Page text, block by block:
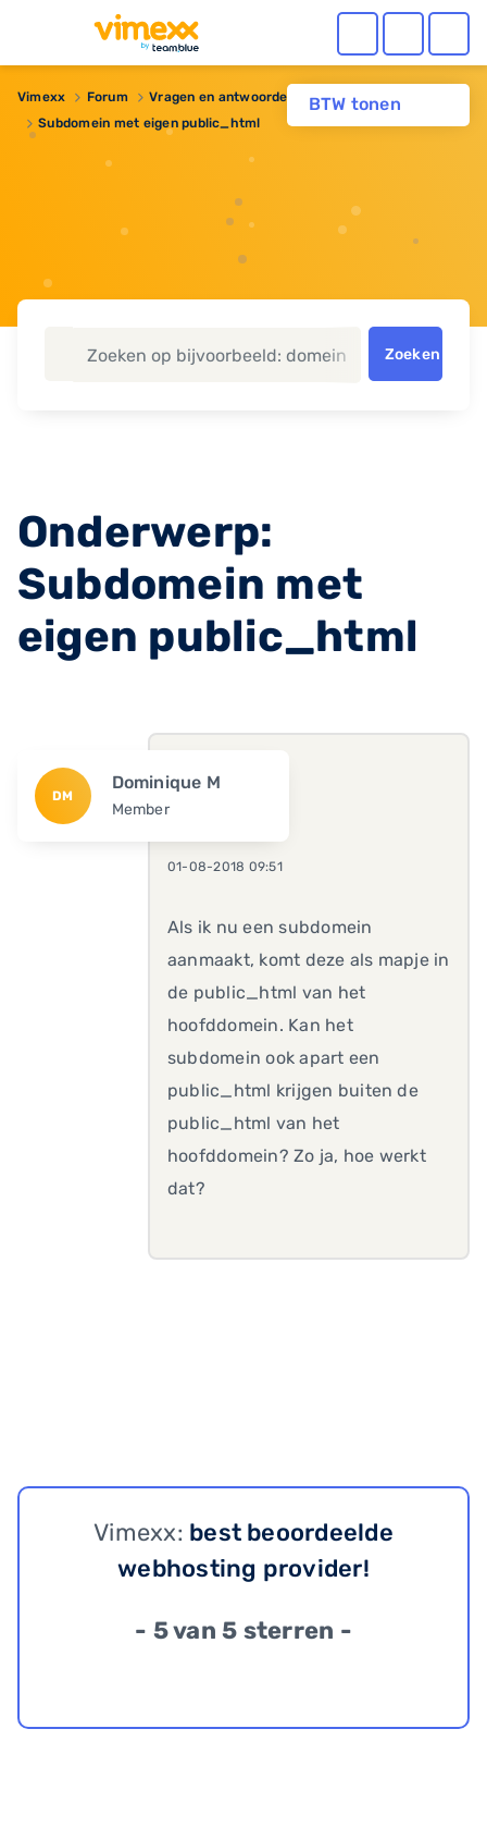
BTW tonen
Vimexx Forum Vragen en antwoorden
Webhosting
Subdomein met eigen public_html
Zoeken
Onderwerp:
Subdomein met
eigen public_html
DM
Dominique M
Member
01-08-2018 09:51
Als ik nu een subdomein
aanmaakt, komt deze als mapje in
de public_html van het
hoofddomein. Kan het
subdomein ook apart een
public_html krijgen buiten de
public_html van het
hoofddomein? Zo ja, hoe werkt
dat?
Vimexx: best beoordeelde
webhosting provider!
- 5 van 5 sterren -